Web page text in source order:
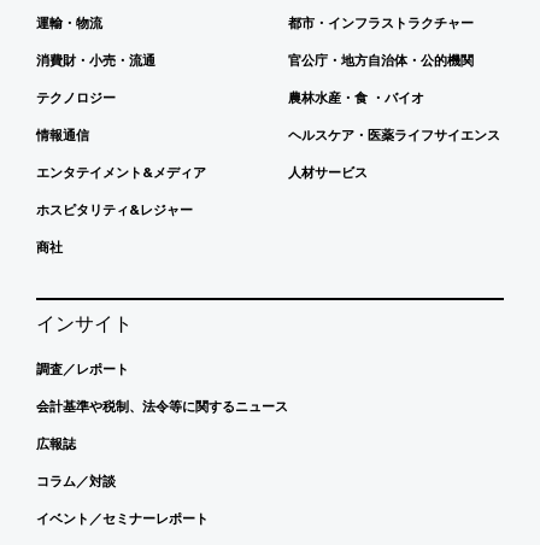
運輸・物流
消費財・小売・流通
テクノロジー
情報通信
エンタテイメント&メディア
ホスピタリティ&レジャー
商社
都市・インフラストラクチャー
官公庁・地方自治体・公的機関
農林水産・食 ・バイオ
ヘルスケア・医薬ライフサイエンス
人材サービス
インサイト
調査／レポート
会計基準や税制、法令等に関するニュース
広報誌
コラム／対談
イベント／セミナーレポート